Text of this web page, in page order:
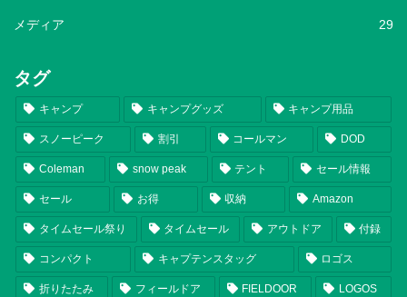
メディア 29
タグ
キャンプ キャンプグッズ キャンプ用品
スノーピーク 割引 コールマン DOD
Coleman snow peak テント セール情報
セール お得 収納 Amazon
タイムセール祭り タイムセール アウトドア 付録
コンパクト キャプテンスタッグ ロゴス
折りたたみ フィールドア FIELDOOR LOGOS